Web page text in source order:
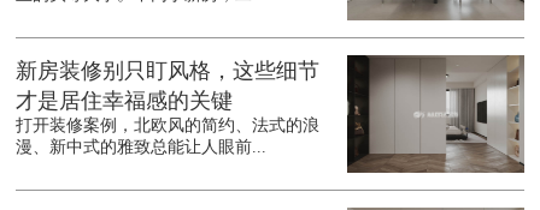
新房装修别只盯风格，这些细节
才是居住幸福感的关键
打开装修案例，北欧风的简约、法式的浪
漫、新中式的雅致总能让人眼前...